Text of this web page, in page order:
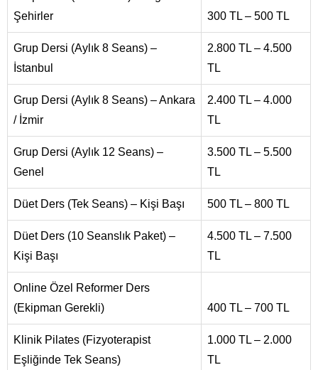
Şehirler
300 TL – 500 TL
Grup Dersi (Aylık 8 Seans) –
İstanbul
2.800 TL – 4.500
TL
Grup Dersi (Aylık 8 Seans) – Ankara
/ İzmir
2.400 TL – 4.000
TL
Grup Dersi (Aylık 12 Seans) –
Genel
3.500 TL – 5.500
TL
Düet Ders (Tek Seans) – Kişi Başı 500 TL – 800 TL
Düet Ders (10 Seanslık Paket) –
Kişi Başı
4.500 TL – 7.500
TL
Online Özel Reformer Ders
(Ekipman Gerekli)
400 TL – 700 TL
Klinik Pilates (Fizyoterapist
Eşliğinde Tek Seans)
1.000 TL – 2.000
TL